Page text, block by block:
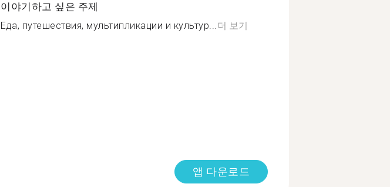
이야기하고 싶은 주제
Еда, путешествия, мультипликации и культур...더 보기
앱 다운로드